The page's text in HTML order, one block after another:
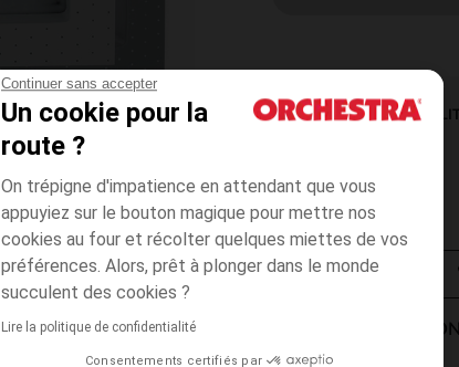
Continuer sans accepter
Un cookie pour la
route ?
On trépigne d'impatience en attendant que vous
appuyiez sur le bouton magique pour mettre nos
cookies au four et récolter quelques miettes de vos
préférences. Alors, prêt à plonger dans le monde
succulent des cookies ?
Lire la politique de confidentialité
Consentements certifiés par
MODES DE